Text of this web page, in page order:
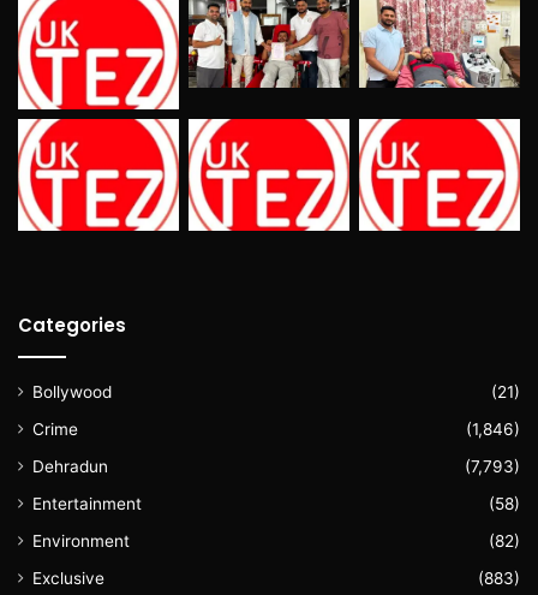
Categories
Bollywood
(21)
Crime
(1,846)
Dehradun
(7,793)
Entertainment
(58)
Environment
(82)
Exclusive
(883)